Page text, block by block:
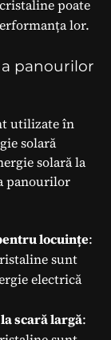
poate
lor.
panourilor
utilizate în
solară
solară la
panourilor
locuințe:
sunt
electrică
scară largă: